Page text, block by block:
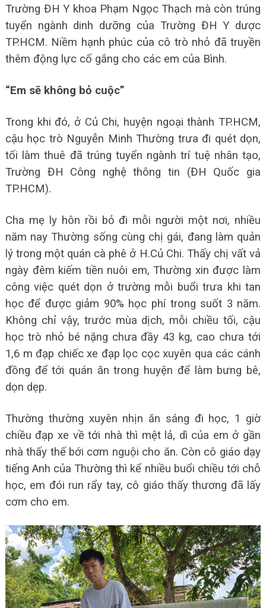
Trường ĐH Y khoa Phạm Ngọc Thạch mà còn trúng
tuyển ngành dinh dưỡng của Trường ĐH Y dược
TP.HCM. Niềm hạnh phúc của cô trò nhỏ đã truyền
thêm động lực cố gắng cho các em của Bình.
“Em sẽ không bỏ cuộc”
Trong khi đó, ở Củ Chi, huyện ngoại thành TP.HCM,
cậu học trò Nguyễn Minh Thường trưa đi quét dọn,
tối làm thuê đã trúng tuyển ngành trí tuệ nhân tạo,
Trường ĐH Công nghệ thông tin (ĐH Quốc gia
TP.HCM).
Cha mẹ ly hôn rồi bỏ đi mỗi người một nơi, nhiều
năm nay Thường sống cùng chị gái, đang làm quản
lý trong một quán cà phê ở H.Củ Chi. Thấy chị vất vả
ngày đêm kiếm tiền nuôi em, Thường xin được làm
công việc quét dọn ở trường mỗi buổi trưa khi tan
học để được giảm 90% học phí trong suốt 3 năm.
Không chỉ vậy, trước mùa dịch, mỗi chiều tối, cậu
học trò nhỏ bé nặng chưa đầy 43 kg, cao chưa tới
1,6 m đạp chiếc xe đạp lọc cọc xuyên qua các cánh
đồng để tới quán ăn trong huyện để làm bưng bê,
dọn dẹp.
Thường thường xuyên nhịn ăn sáng đi học, 1 giờ
chiều đạp xe về tới nhà thì mệt lả, dì của em ở gần
nhà thấy thế bới cơm nguội cho ăn. Còn cô giáo dạy
tiếng Anh của Thường thì kể nhiều buổi chiều tới chỗ
học, em đói run rẩy tay, cô giáo thấy thương đã lấy
cơm cho em.